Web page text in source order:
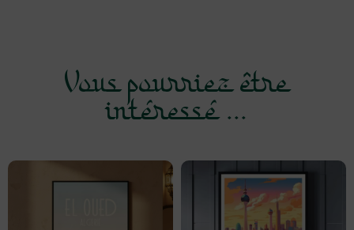
Vous pourriez être
intéressé ...